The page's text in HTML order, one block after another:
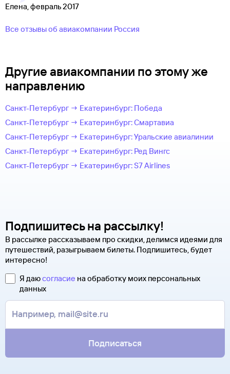
Елена, февраль 2017
Все отзывы об авиакомпании Россия
Другие авиакомпании по этому же
направлению
Санкт-Петербург → Екатеринбург: Победа
Санкт-Петербург → Екатеринбург: Смартавиа
Санкт-Петербург → Екатеринбург: Уральские авиалинии
Санкт-Петербург → Екатеринбург: Ред Вингс
Санкт-Петербург → Екатеринбург: S7 Airlines
Подпишитесь на рассылку!
В рассылке рассказываем про скидки, делимся идеями для
путешествий, разыгрываем билеты. Подпишитесь, будет
интересно!
Я даюсогласие на обработку моих персональных
данных
Подписаться